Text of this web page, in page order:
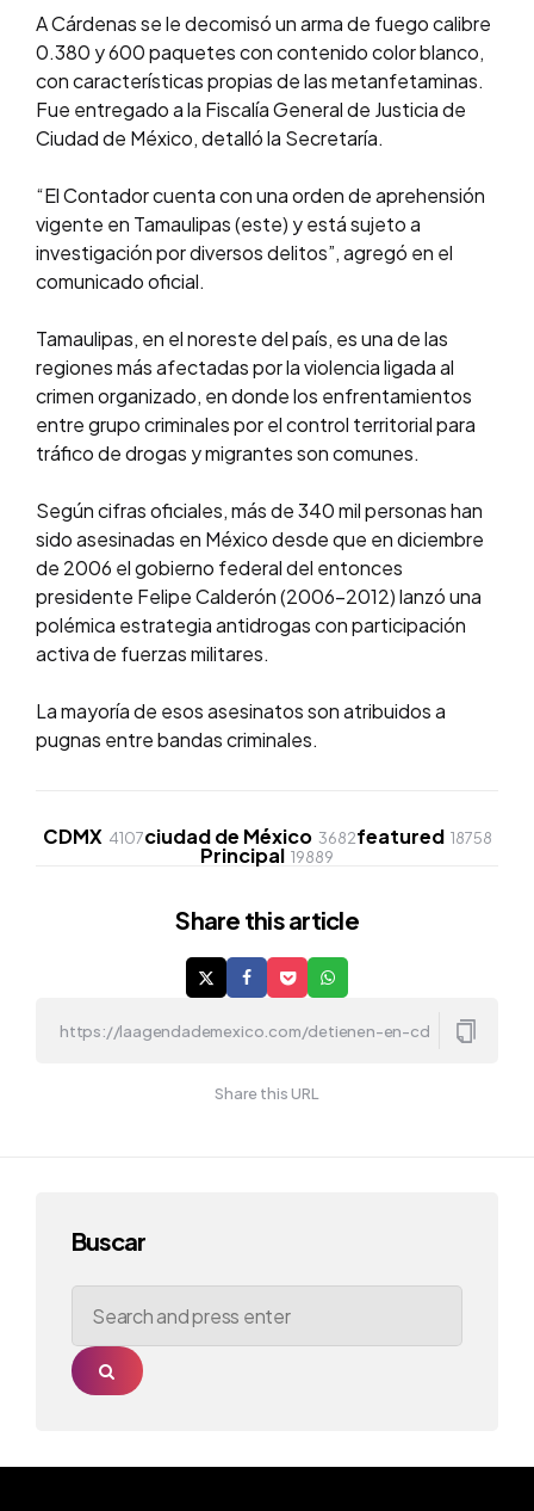
A Cárdenas se le decomisó un arma de fuego calibre
0.380 y 600 paquetes con contenido color blanco,
con características propias de las metanfetaminas.
Fue entregado a la Fiscalía General de Justicia de
Ciudad de México, detalló la Secretaría.
“El Contador cuenta con una orden de aprehensión
vigente en Tamaulipas (este) y está sujeto a
investigación por diversos delitos”, agregó en el
comunicado oficial.
Tamaulipas, en el noreste del país, es una de las
regiones más afectadas por la violencia ligada al
crimen organizado, en donde los enfrentamientos
entre grupo criminales por el control territorial para
tráfico de drogas y migrantes son comunes.
Según cifras oficiales, más de 340 mil personas han
sido asesinadas en México desde que en diciembre
de 2006 el gobierno federal del entonces
presidente Felipe Calderón (2006-2012) lanzó una
polémica estrategia antidrogas con participación
activa de fuerzas militares.
La mayoría de esos asesinatos son atribuidos a
pugnas entre bandas criminales.
CDMX 4107ciudad de México 3682featured 18758
Principal 19889
Share this article
Share this URL
Buscar
Search
for:
Search